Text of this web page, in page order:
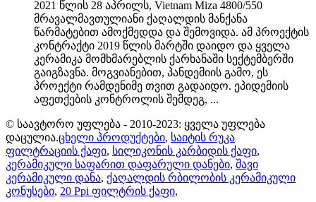
2021 წლის 28 აპრილს, Vietnam Miza 4800/550
მრავალმავთულიანი ქაღალდის მანქანა
წარმატებით ამოქმედდა და შემოვიდა. ამ პროექტის
კონტრაქტი 2019 წლის მარტში დაიდო და ყველა
კერამიკა მომხმარებლის ქარხანაში სექტემბერში
გაიგზავნა. მოგვიანებით, პანდემიის გამო, ეს
პროექტი რამდენიმე თვით გადაიდო. ეპიდემიის
აფეთქების კონტროლის შემდეგ, ...
© საავტორო უფლება - 2010-2023: ყველა უფლება
დაცულია.ცხელი პროდუქტები, საიტის რუკა
ფილტრაციის ქაფი, სილიკონის კარბიდის ქაფი,
კერამიკული საფარით დაფარული დანები, შავი
კერამიკული დანა, ქაღალდის რბილობის კერამიკული
კონუსები, 20 Ppi ფილტრის ქაფი,